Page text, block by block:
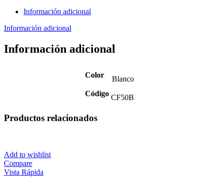
Información adicional
Información adicional
Información adicional
Color
Blanco
Código CF50B
Productos relacionados
Add to wishlist
Compare
Vista Rápida